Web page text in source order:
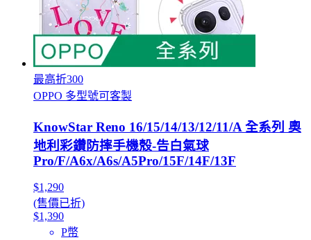
最高折300
OPPO 多型號可客製
KnowStar Reno 16/15/14/13/12/11/A 全系列 奧
地利彩鑽防摔手機殼-告白氣球
Pro/F/A6x/A6s/A5Pro/15F/14F/13F
$1,290
(售價已折)
$1,390
P幣